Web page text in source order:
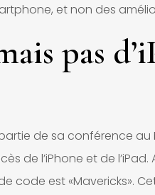
et non des
pas
de sa conférence au
de l’iPhone et de l’iPad.
code est «Mavericks».